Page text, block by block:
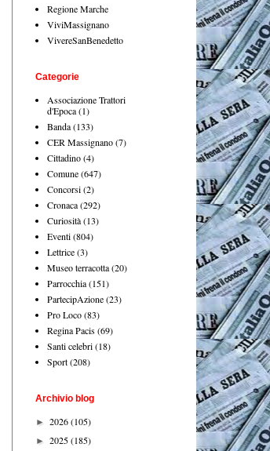
Regione Marche
ViviMassignano
VivereSanBenedetto
Categorie
Associazione Trattori
d'Epoca(1)
Banda(133)
CER Massignano(7)
Cittadino(4)
Comune(647)
Concorsi(2)
Cronaca(292)
Curiosità(13)
Eventi(804)
Lettrice(3)
Museo terracotta(20)
Parrocchia(151)
PartecipAzione(23)
Pro Loco(83)
Regina Pacis(69)
Santi celebri(18)
Sport(208)
Archivio blog
► 2026(105)
► 2025(185)